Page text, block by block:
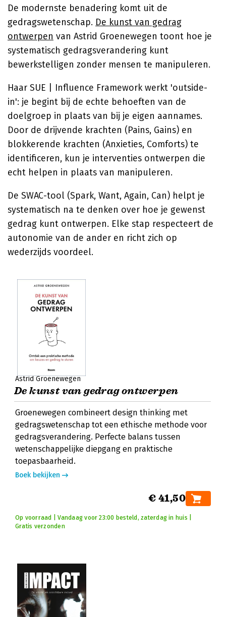
De modernste benadering komt uit de
gedragswetenschap. De kunst van gedrag
ontwerpen van Astrid Groenewegen toont hoe je
systematisch gedragsverandering kunt
bewerkstelligen zonder mensen te manipuleren.
Haar SUE | Influence Framework werkt 'outside-
in': je begint bij de echte behoeften van de
doelgroep in plaats van bij je eigen aannames.
Door de drijvende krachten (Pains, Gains) en
blokkerende krachten (Anxieties, Comforts) te
identificeren, kun je interventies ontwerpen die
echt helpen in plaats van manipuleren.
De SWAC-tool (Spark, Want, Again, Can) helpt je
systematisch na te denken over hoe je gewenst
gedrag kunt ontwerpen. Elke stap respecteert de
autonomie van de ander en richt zich op
wederzijds voordeel.
Astrid Groenewegen
De kunst van gedrag ontwerpen
Groenewegen combineert design thinking met
gedragswetenschap tot een ethische methode voor
gedragsverandering. Perfecte balans tussen
wetenschappelijke diepgang en praktische
toepasbaarheid.
Boek bekijken
€ 41,50
Op voorraad | Vandaag voor 23:00 besteld, zaterdag in huis |
Gratis verzonden